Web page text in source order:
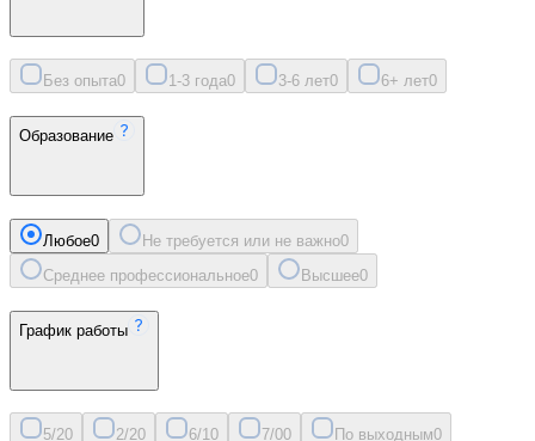
Без опыта0 1-3 года0 3-6 лет0 6+ лет0
Образование
Любое0 Не требуется или не важно0
Среднее профессиональное0 Высшее0
График работы
5/20 2/20 6/10 7/00 По выходным0